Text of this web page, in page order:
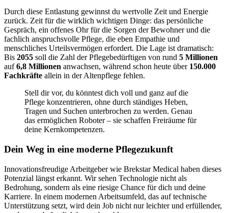
Durch diese Entlastung gewinnst du wertvolle Zeit und Energie
zurück. Zeit für die wirklich wichtigen Dinge: das persönliche
Gespräch, ein offenes Ohr für die Sorgen der Bewohner und die
fachlich anspruchsvolle Pflege, die eben Empathie und
menschliches Urteilsvermögen erfordert. Die Lage ist dramatisch:
Bis 2055 soll die Zahl der Pflegebedürftigen von rund 5 Millionen
auf6,8 Millionen anwachsen, während schon heute über 150.000
Fachkräfte allein in der Altenpflege fehlen.
Stell dir vor, du könntest dich voll und ganz auf die
Pflege konzentrieren, ohne durch ständiges Heben,
Tragen und Suchen unterbrochen zu werden. Genau
das ermöglichen Roboter – sie schaffen Freiräume für
deine Kernkompetenzen.
Dein Weg in eine moderne Pflegezukunft
Innovationsfreudige Arbeitgeber wie Brekstar Medical haben dieses
Potenzial längst erkannt. Wir sehen Technologie nicht als
Bedrohung, sondern als eine riesige Chance für dich und deine
Karriere. In einem modernen Arbeitsumfeld, das auf technische
Unterstützung setzt, wird dein Job nicht nur leichter und erfüllender,